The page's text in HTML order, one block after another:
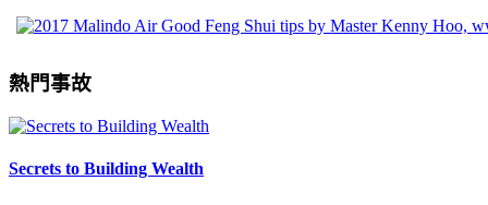
熱門事故
Secrets to Building Wealth